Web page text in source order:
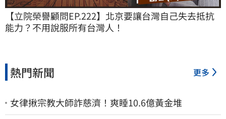
【立院榮譽顧問EP.222】北京要讓台灣自己失去抵抗
能力？不用說服所有台灣人！
熱門新聞 更多
女律揪宗教大師詐慈濟！爽睡10.6億黃金堆